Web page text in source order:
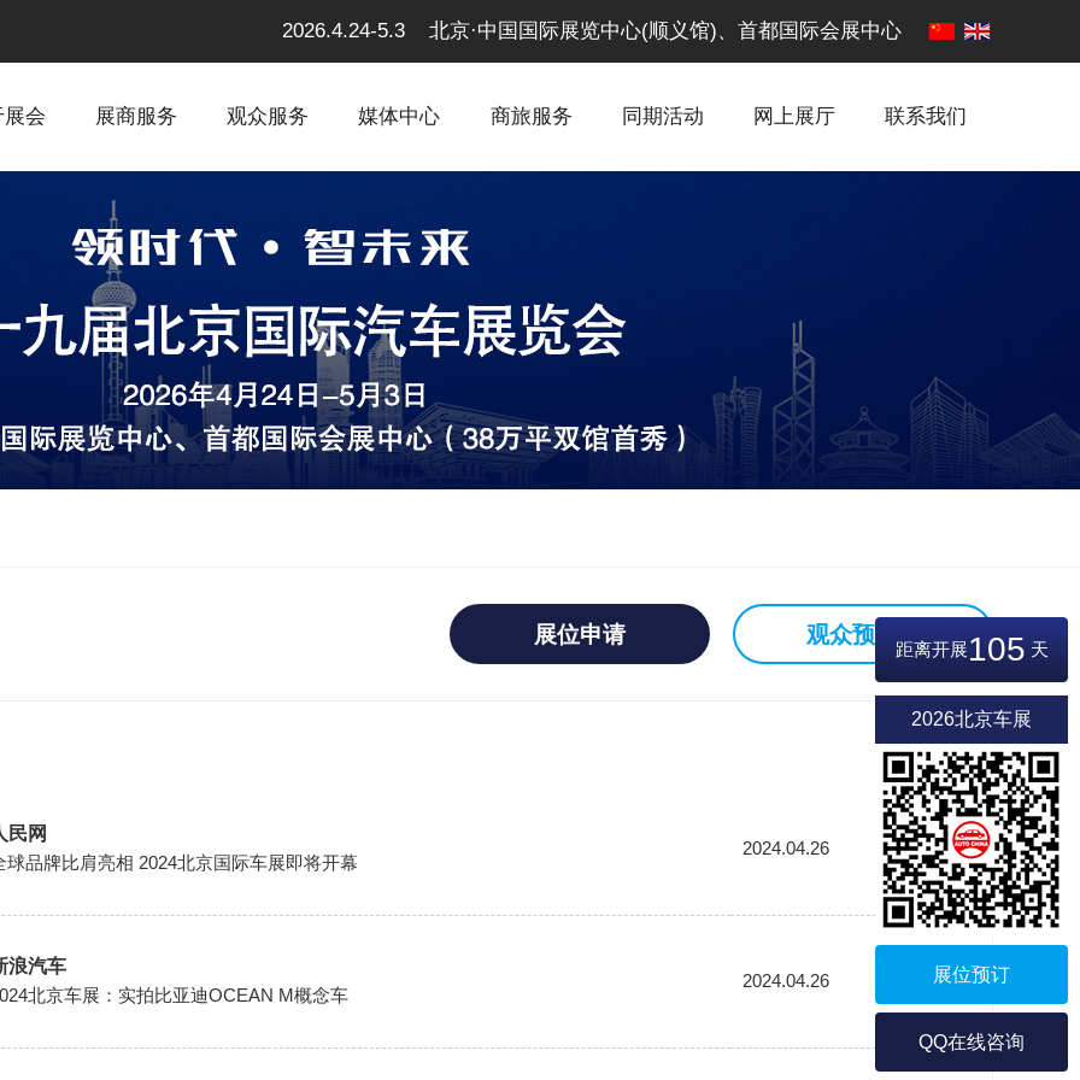
2026.4.24-5.3 北京·中国国际展览中心(顺义馆)、首都国际会展中心
会 展商服务 观众服务 媒体中心 商旅服务 同期活动 网上展厅 联系我们
距离开展105 天
2026北京车展
展位预订
QQ在线咨询
展位申请 观众预登记
民网
球品牌比肩亮相 2024北京国际车展即将开幕
2024.04.26
浪汽车
北京车展：实拍比亚迪OCEAN M概念车
2024.04.26